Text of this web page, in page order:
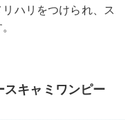
ハリをつけられ、ス
キャミワンピー